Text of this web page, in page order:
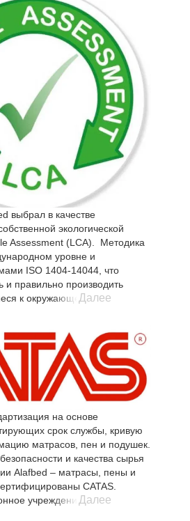
цикла: от поставок до
до упаковки,
для матрасов, пен и подушек”
ценность к уже высокому
Alfabed. Bureau Veritas -
по контролю, проверке
здоровья и
среды и социальной
отвечает за проверку
строгого регламента в
выбрал в качестве
экологической
Assessment (LCA). Методика
уровне и
ISO 1404-14044, что
и правильно производить
к окружающей среде.
рекомендацией
комиссии, ставит
отрасли в принятии этого
уровне и представляет
полезную для: определить
цикла продукции
характеристик,
продуктами,
продукцию, чтобы
за счет повышения
природных ресурсов
в воздух, воду или
Далее
на основе
срок службы, кривую
матрасов, пен и подушек.
и качества сырья
Alafbed – матрасы, пены и
CATAS.
учреждение благодаря
Далее